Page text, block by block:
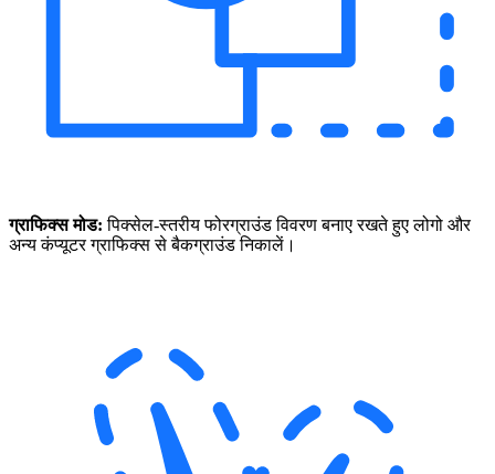
ग्राफिक्स मोड:पिक्सेल-स्तरीय फोरग्राउंड विवरण बनाए रखते हुए लोगो और
अन्य कंप्यूटर ग्राफिक्स से बैकग्राउंड निकालें।